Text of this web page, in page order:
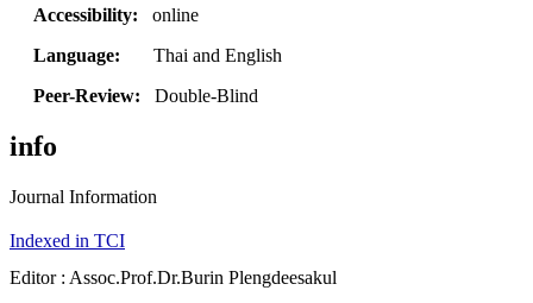
Accessibility: online
Language: Thai and English
Peer-Review: Double-Blind
info
Journal Information
Indexed in TCI
Editor : Assoc.Prof.Dr.Burin Plengdeesakul